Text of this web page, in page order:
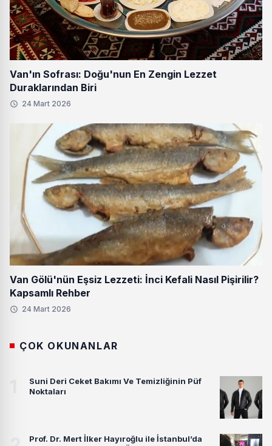
Van'ın Sofrası: Doğu'nun En Zengin Lezzet
Duraklarından Biri
24 Mart 2026
Van Gölü'nün Eşsiz Lezzeti: İnci Kefali Nasıl Pişirilir?
Kapsamlı Rehber
24 Mart 2026
ÇOK OKUNANLAR
Suni Deri Ceket Bakımı Ve Temizliğinin Püf
Noktaları
Prof. Dr. Mert İlker Hayıroğlu ile İstanbul’da